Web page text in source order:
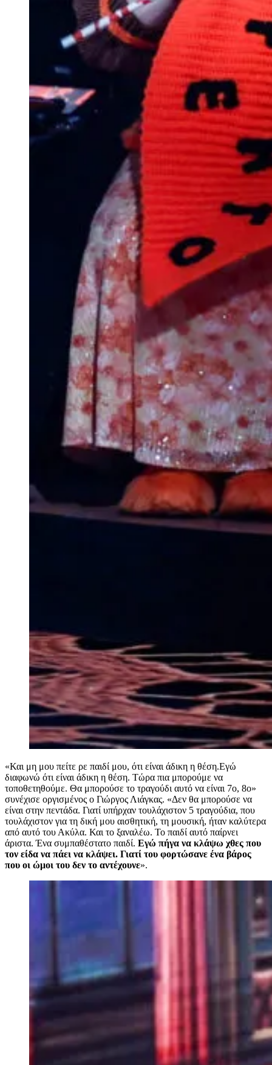
«Και μη μου πείτε ρε παιδί μου, ότι είναι άδικη η θέση.Εγώ
διαφωνώ ότι είναι άδικη η θέση. Τώρα πια μπορούμε να
τοποθετηθούμε. Θα μπορούσε το τραγούδι αυτό να είναι 7ο, 8ο»
συνέχισε οργισμένος ο Γιώργος Λιάγκας. «Δεν θα μπορούσε να
είναι στην πεντάδα. Γιατί υπήρχαν τουλάχιστον 5 τραγούδια, που
τουλάχιστον για τη δική μου αισθητική, τη μουσική, ήταν καλύτερα
από αυτό του Ακύλα. Και το ξαναλέω. Το παιδί αυτό παίρνει
άριστα. Ένα συμπαθέστατο παιδί. Εγώ πήγα να κλάψω χθες που
τον είδα να πάει να κλάψει. Γιατί του φορτώσανε ένα βάρος
που οι ώμοι του δεν το αντέχουνε».